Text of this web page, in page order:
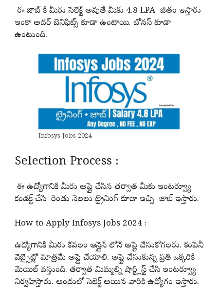
ఈ జాబ్ కి మీరు సెలెక్ట్ అవుతే మీకు 4.8 LPA జీతం ఇస్తారు
ఇంకా అదర్ బెనిఫిట్స్ కూడా ఉంటాయి. బోనస్ కూడా
ఉంటుంది.
Infosys Jobs 2024
Selection Process :
ఈ ఉద్యోగానికి మీరు అప్లై చేసిన తర్వాత మీకు ఇంటర్వ్యూ
కండక్ట్ చేసి రెండు నెలలు ట్రైనింగ్ కూడా ఇచ్చి జాబ్ ఇస్తారు.
How to Apply Infosys Jobs 2024 :
ఉద్యోగానికి మీరు కేవలం ఆన్లైన్ లోనే అప్లై చేసుకోగలరు. కంపెనీ
వెబ్సైట్లో మాత్రమే అప్లై చేయాలి. అప్లై చేసుకున్న ప్రతి ఒక్కరికి
మెయిల్ వస్తుంది. తర్వాత మిమ్మల్ని షార్ట్లిస్ట్ చేసి ఇంటర్వ్యూ
నిర్వహిస్తారు. అందులో సెలెక్ట్ అయిన వారికి ఉద్యోగం ఇస్తారు.